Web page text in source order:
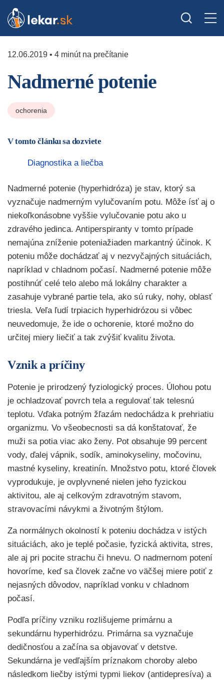
12.06.2019 • 4 minút na prečítanie
Nadmerné potenie
ochorenia
V tomto článku sa dozviete
Diagnostika a liečba
Nadmerné potenie (hyperhidróza) je stav, ktorý sa
vyznačuje nadmerným vylučovaním potu. Môže ísť aj o
niekoľkonásobne vyššie vylučovanie potu ako u
zdravého jedinca. Antiperspiranty v tomto prípade
nemajúna zníženie poteniažiaden markantný účinok. K
poteniu môže dochádzať aj v nezvyčajných situáciách,
napríklad v chladnom počasí. Nadmerné potenie môže
postihnúť celé telo alebo má lokálny charakter a
zasahuje vybrané partie tela, ako sú ruky, nohy, oblasť
triesla. Veľa ľudí trpiacich hyperhidrózou si vôbec
neuvedomuje, že ide o ochorenie, ktoré možno do
určitej miery liečiť a tak zvýšiť kvalitu života.
Vznik a príčiny
Potenie je prirodzený fyziologický proces. Úlohou potu
je ochladzovať povrch tela a regulovať tak telesnú
teplotu. Vďaka potným žľazám nedochádza k prehriatiu
organizmu. Vo všeobecnosti sa dá konštatovať, že
muži sa potia viac ako ženy. Pot obsahuje 99 percent
vody, ďalej vápnik, sodík, aminokyseliny, močovinu,
mastné kyseliny, kreatinín. Množstvo potu, ktoré človek
vyprodukuje, je ovplyvnené nielen jeho fyzickou
aktivitou, ale aj celkovým zdravotným stavom,
stravovacími návykmi a životným štýlom.
Za normálnych okolností k poteniu dochádza v istých
situáciách, ako je teplé počasie, fyzická aktivita, stres,
ale aj pri pocite strachu či hnevu. O nadmernom potení
hovoríme, keď sa človek začne vo väčšej miere potiť z
nejasných dôvodov, napríklad vonku v chladnom
počasí.
Podľa príčiny vzniku rozlišujeme primárnu a
sekundárnu hyperhidrózu. Primárna sa vyznačuje
dedičnosťou a začína sa objavovať v detstve.
Sekundárna je vedľajším príznakom choroby alebo
následkom liečby istými typmi liekov (antidepresíva) a